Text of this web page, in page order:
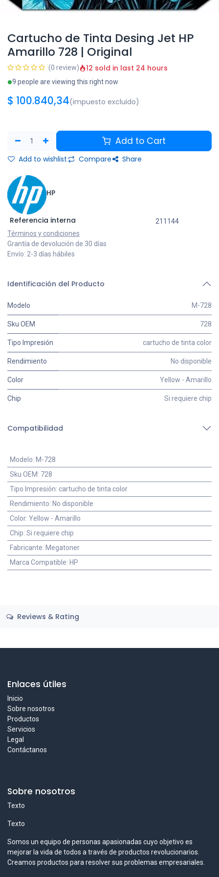
Cartucho de Tinta Desing Jet HP
Amarillo 728 | Original
(0 review) 12 sold in last 24 hours
9 people are viewing this right now
$ 100.840,34(impuesto excluido)
Add to Cart
Add to wishlist Compare Share
HP
Referencia interna
211144
Términos y condiciones
Grantía de devolución de 30 días
Envío: 2-3 días hábiles
Identificación del Producto
Modelo M-728
Sku OEM 728
Tipo Impresión cartucho de tinta color
Rendimiento No disponible
Color Yellow - Amarillo
Chip Si requiere chip
Compatibilidad
Modelo: M-728
Sku OEM: 728
Tipo Impresión: cartucho de tinta color
Rendimiento: No disponible
Color: Yellow - Amarillo
Chip: Si requiere chip
Fabricante: Megatoner
Marca Compatible: HP
Reviews & Rating
Enlaces útiles
Inicio
Sobre nosotros
Productos
Servicios
Legal
Contáctanos
Sobre nosotros
Texto
Texto
Somos un equipo de personas apasionadas cuyo objetivo es
mejorar la vida de todos a través de productos revolucionarios.
Creamos productos para resolver sus problemas empresariales.